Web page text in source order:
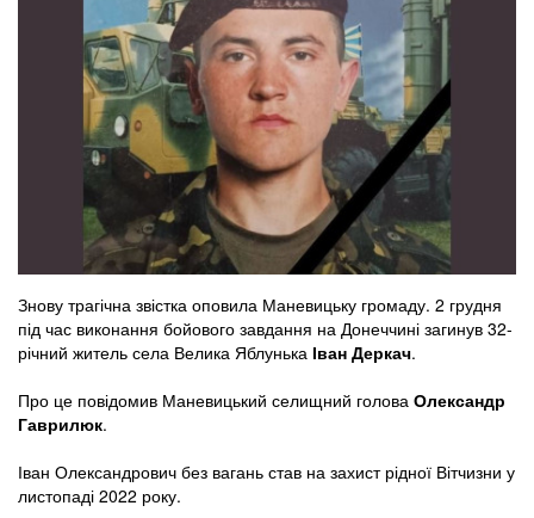
Знову трагічна звістка оповила Маневицьку громаду. 2 грудня
під час виконання бойового завдання на Донеччині загинув 32-
річний житель села Велика Яблунька Іван Деркач.
Про це повідомив Маневицький селищний голова Олександр
Гаврилюк.
Іван Олександрович без вагань став на захист рідної Вітчизни у
листопаді 2022 року.